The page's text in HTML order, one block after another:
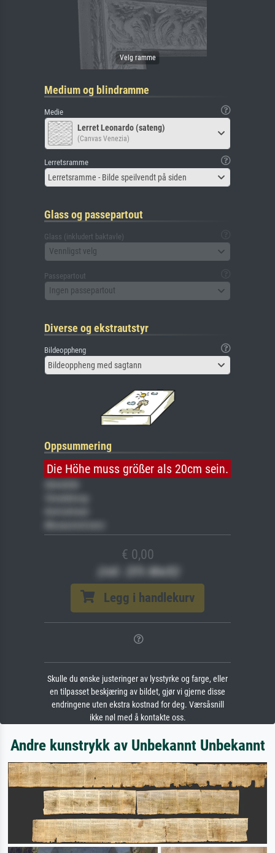
Medium og blindramme
Medie
Lerret Leonardo (sateng)
(Canvas Venezia)
Lerretsramme
Lerretsramme - Bilde speilvendt på siden
Glass og passepartout
Glass (inkludert baktavle)
Vennligst velg
Passepartout
Ingen passepartout
Diverse og ekstrautstyr
Bildeoppheng
Bildeoppheng med sagtann
Oppsummering
Die Höhe muss größer als 20cm sein.
Veredelung
Museumslizenz
€ 0,00
(inkl. 20% MwSt)
Legg i handlekurv
Skulle du ønske justeringer av lysstyrke og farge, eller
en tilpasset beskjæring av bildet, gjør vi gjerne disse
endringene uten ekstra kostnad for deg. Værsåsnill
ikke nøl med å kontakte oss.
Andre kunstrykk av Unbekannt Unbekannt